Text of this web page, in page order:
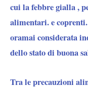
cui la febbre gialla ,
alimentari. e
oramai considerata
dello stato di buona
Tra le precauzioni